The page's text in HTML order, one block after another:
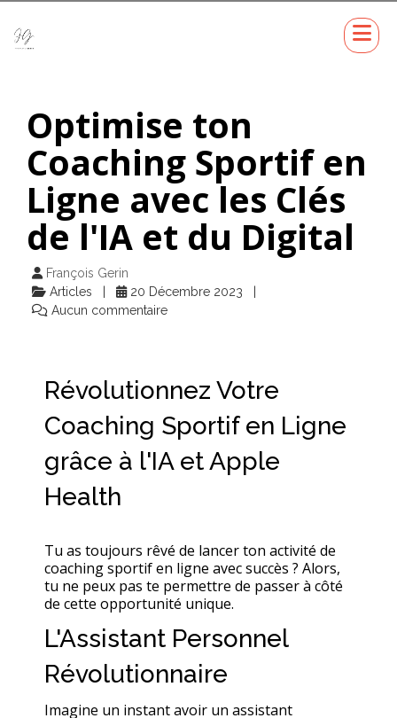
Optimise ton
Coaching Sportif en
Ligne avec les Clés
de l'IA et du Digital
François Gerin
Articles
20 Décembre 2023
Aucun commentaire
Révolutionnez Votre
Coaching Sportif en Ligne
grâce à l'IA et Apple
Health
Tu as toujours rêvé de lancer ton activité de
coaching sportif en ligne avec succès ? Alors,
tu ne peux pas te permettre de passer à côté
de cette opportunité unique.
L'Assistant Personnel
Révolutionnaire
Imagine un instant avoir un assistant